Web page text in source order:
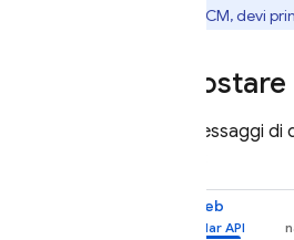
FCM, devi
Per i messaggi
Web